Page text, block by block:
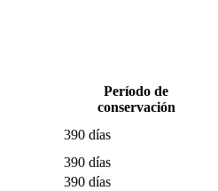
Período de
conservación
390 días
390 días
390 días